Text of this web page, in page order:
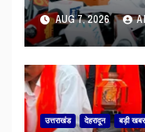
का हरिद्वार तक
AUG 7, 2026
उत्तराखंड देहरादून बड़ी खबर